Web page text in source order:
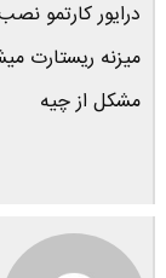
درایور کارتمو
میزنه ریستارت
مشکل از چیه